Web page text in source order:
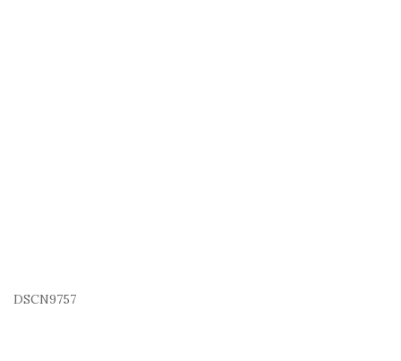
DSCN9757